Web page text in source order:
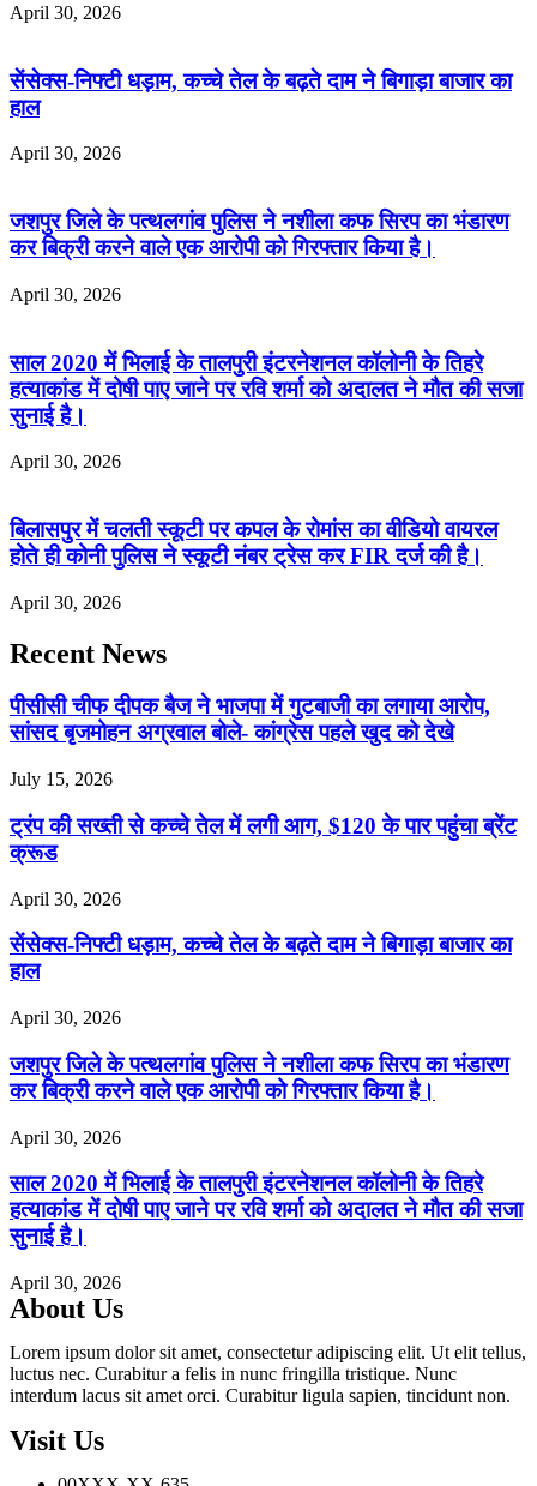
April 30, 2026
सेंसेक्स-निफ्टी धड़ाम, कच्चे तेल के बढ़ते दाम ने बिगाड़ा बाजार का
हाल
April 30, 2026
जशपुर जिले के पत्थलगांव पुलिस ने नशीला कफ सिरप का भंडारण
कर बिक्री करने वाले एक आरोपी को गिरफ्तार किया है।
April 30, 2026
साल 2020 में भिलाई के तालपुरी इंटरनेशनल कॉलोनी के तिहरे
हत्याकांड में दोषी पाए जाने पर रवि शर्मा को अदालत ने मौत की सजा
सुनाई है।
April 30, 2026
बिलासपुर में चलती स्कूटी पर कपल के रोमांस का वीडियो वायरल
होते ही कोनी पुलिस ने स्कूटी नंबर ट्रेस कर FIR दर्ज की है।
April 30, 2026
Recent News
पीसीसी चीफ दीपक बैज ने भाजपा में गुटबाजी का लगाया आरोप,
सांसद बृजमोहन अग्रवाल बोले- कांग्रेस पहले खुद को देखे
July 15, 2026
ट्रंप की सख्ती से कच्चे तेल में लगी आग, $120 के पार पहुंचा ब्रेंट
क्रूड
April 30, 2026
सेंसेक्स-निफ्टी धड़ाम, कच्चे तेल के बढ़ते दाम ने बिगाड़ा बाजार का
हाल
April 30, 2026
जशपुर जिले के पत्थलगांव पुलिस ने नशीला कफ सिरप का भंडारण
कर बिक्री करने वाले एक आरोपी को गिरफ्तार किया है।
April 30, 2026
साल 2020 में भिलाई के तालपुरी इंटरनेशनल कॉलोनी के तिहरे
हत्याकांड में दोषी पाए जाने पर रवि शर्मा को अदालत ने मौत की सजा
सुनाई है।
April 30, 2026
About Us
Lorem ipsum dolor sit amet, consectetur adipiscing elit. Ut elit tellus,
luctus nec. Curabitur a felis in nunc fringilla tristique. Nunc
interdum lacus sit amet orci. Curabitur ligula sapien, tincidunt non.
Visit Us